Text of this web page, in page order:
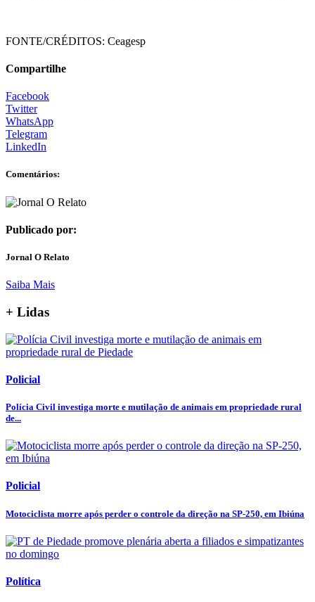
FONTE/CRÉDITOS: Ceagesp
Compartilhe
Facebook
Twitter
WhatsApp
Telegram
LinkedIn
Comentários:
Publicado por:
Jornal O Relato
Saiba Mais
+ Lidas
Policial
Polícia Civil investiga morte e mutilação de animais em propriedade rural
de...
Policial
Motociclista morre após perder o controle da direção na SP-250, em Ibiúna
Política